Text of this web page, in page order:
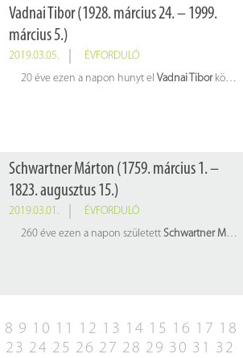
Vadnai Tibor (1928. március 24. – 1999.
március 5.)
2019.03.05.
ÉVFORDULÓ
20 éve ezen a napon hunyt el Vadnai Tiborközgazdász, statisztikus.
Schwartner Márton (1759. március 1. –
1823. augusztus 15.)
2019.03.01.
ÉVFORDULÓ
260 éve ezen a napon született Schwartner Márton
8 9 10 11 12 13 14 15 16 17 18
23 24 25 26 27 28 29 30 31 32